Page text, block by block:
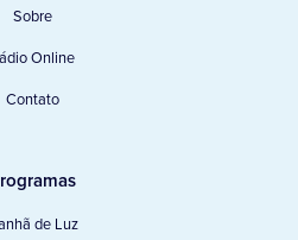
Sobre
Online
Contato
de Luz